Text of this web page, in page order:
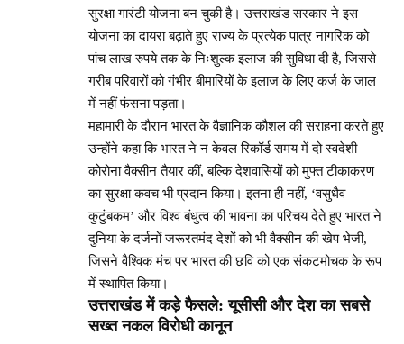
सुरक्षा गारंटी योजना बन चुकी है। उत्तराखंड सरकार ने इस
योजना का दायरा बढ़ाते हुए राज्य के प्रत्येक पात्र नागरिक को
पांच लाख रुपये तक के निःशुल्क इलाज की सुविधा दी है, जिससे
गरीब परिवारों को गंभीर बीमारियों के इलाज के लिए कर्ज के जाल
में नहीं फंसना पड़ता।
महामारी के दौरान भारत के वैज्ञानिक कौशल की सराहना करते हुए
उन्होंने कहा कि भारत ने न केवल रिकॉर्ड समय में दो स्वदेशी
कोरोना वैक्सीन तैयार कीं, बल्कि देशवासियों को मुफ्त टीकाकरण
का सुरक्षा कवच भी प्रदान किया। इतना ही नहीं, ‘वसुधैव
कुटुंबकम’ और विश्व बंधुत्व की भावना का परिचय देते हुए भारत ने
दुनिया के दर्जनों जरूरतमंद देशों को भी वैक्सीन की खेप भेजी,
जिसने वैश्विक मंच पर भारत की छवि को एक संकटमोचक के रूप
में स्थापित किया।
उत्तराखंड में कड़े फैसले: यूसीसी और देश का सबसे
सख्त नकल विरोधी कानून